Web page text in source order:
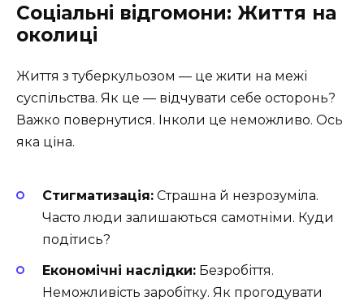
Соціальні відгомони: Життя на
околиці
Життя з туберкульозом — це жити на межі
суспільства. Як це — відчувати себе осторонь?
Важко повернутися. Інколи це неможливо. Ось
яка ціна.
Стигматизація: Страшна й незрозуміла.
Часто люди залишаються самотніми. Куди
подітись?
Економічні наслідки: Безробіття.
Неможливість заробітку. Як прогодувати